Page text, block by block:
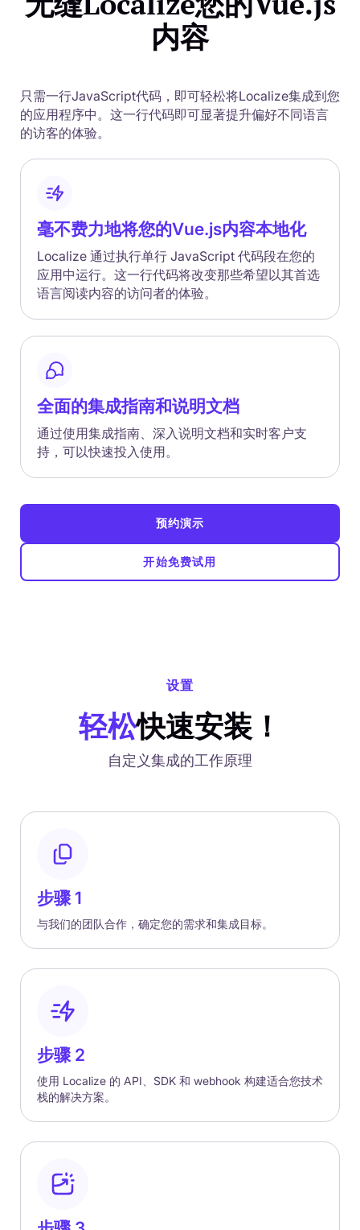
内容
只需一行JavaScript代码，即可轻松将Localize集成到您
的应用程序中。这一行代码即可显著提升偏好不同语言
的访客的体验。
毫不费力地将您的Vue.js内容本地化
Localize 通过执行单行 JavaScript 代码段在您的
应用中运行。这一行代码将改变那些希望以其首选
语言阅读内容的访问者的体验。
全面的集成指南和说明文档
通过使用集成指南、深入说明文档和实时客户支
持，可以快速投入使用。
预约演示
开始免费试用
设置
轻松快速安装！
自定义集成的工作原理
步骤 1
与我们的团队合作，确定您的需求和集成目标。
步骤 2
使用 Localize 的 API、SDK 和 webhook 构建适合您技术
栈的解决方案。